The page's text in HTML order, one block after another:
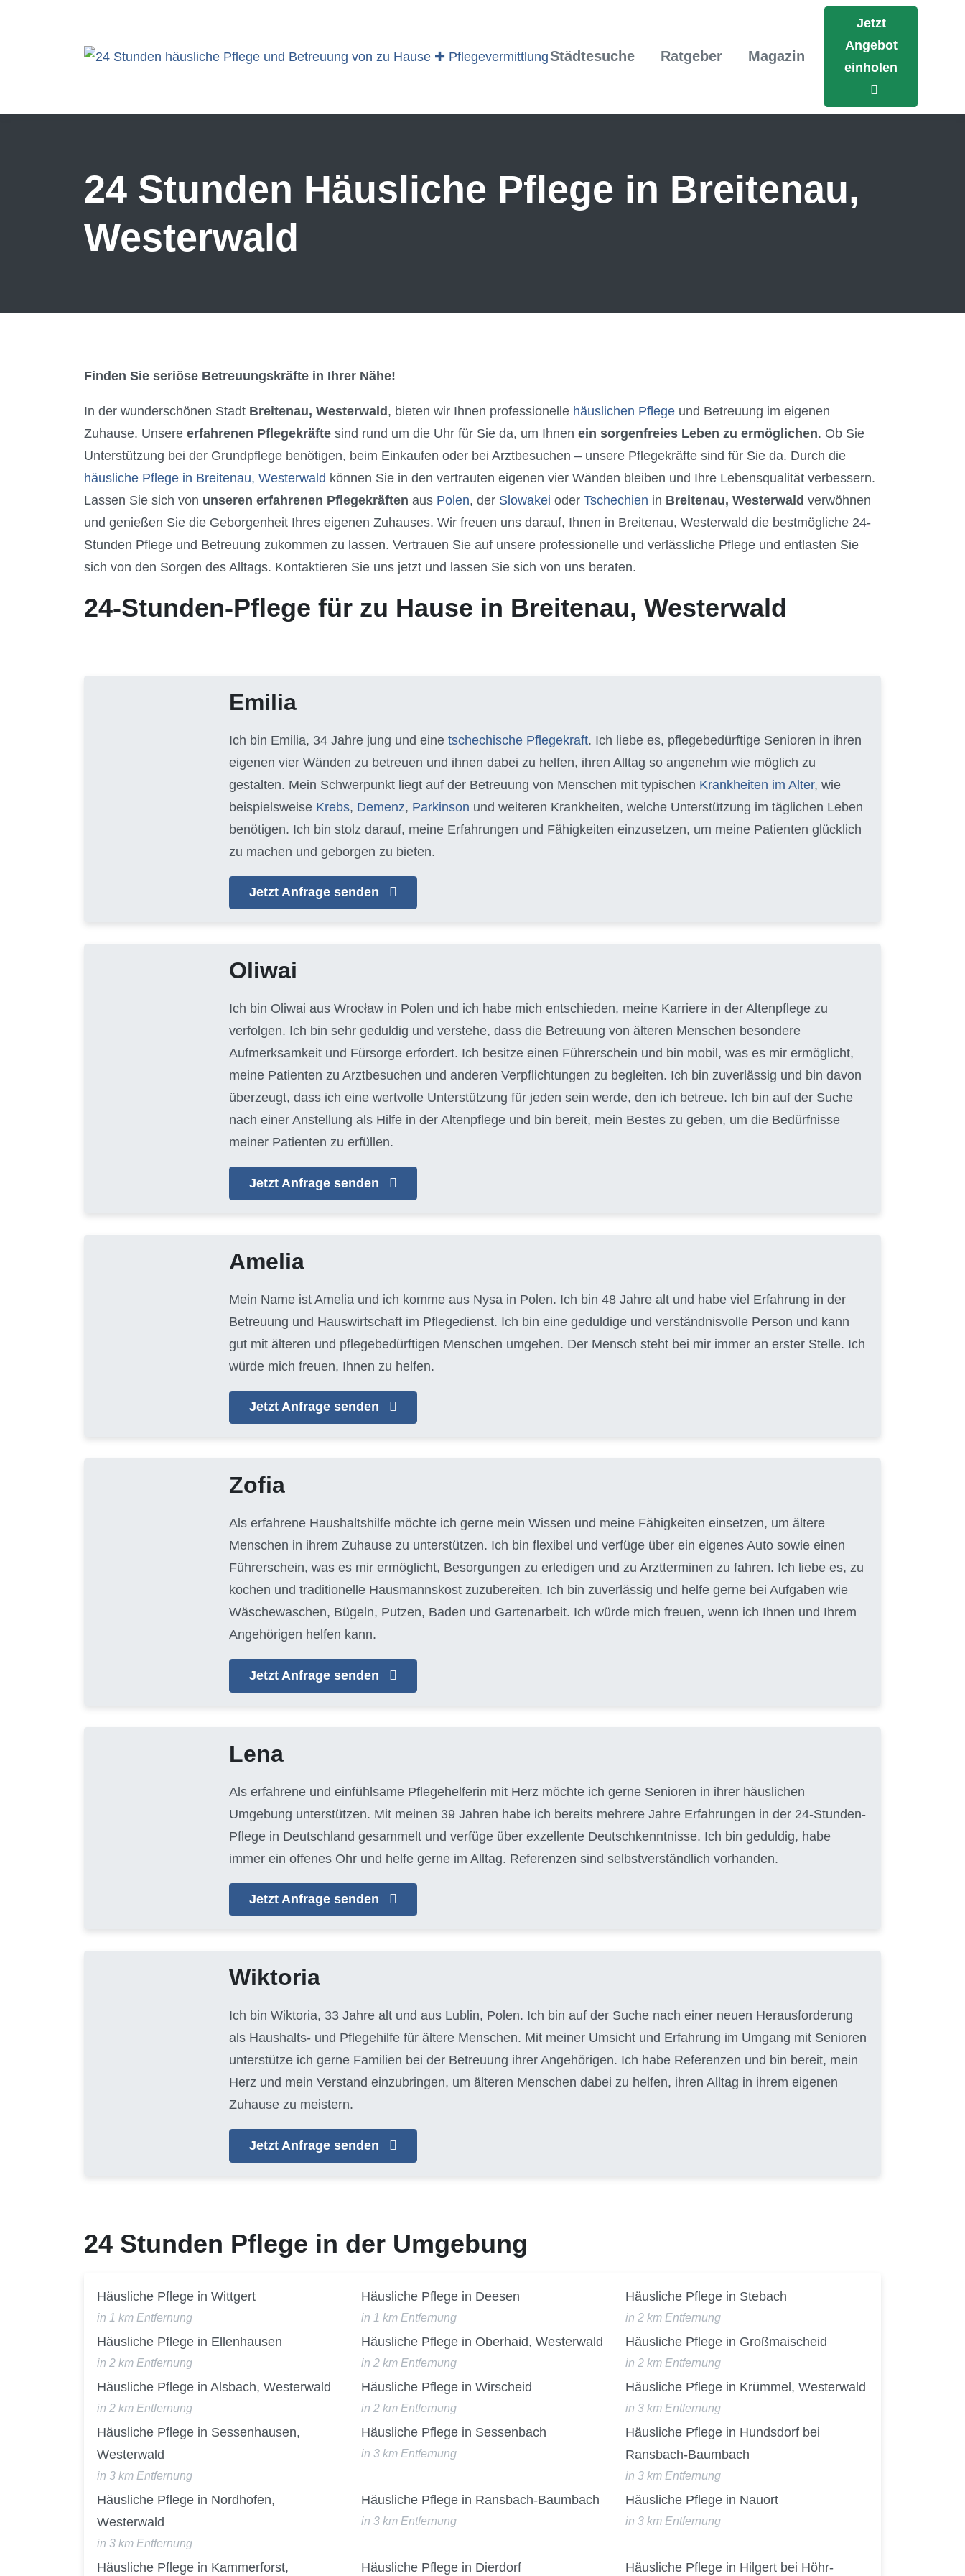
Städtesuche Ratgeber Magazin
Jetzt
Angebot
einholen
24 Stunden Häusliche Pflege in Breitenau,
Westerwald
Finden Sie seriöse Betreuungskräfte in Ihrer Nähe!
In der wunderschönen Stadt Breitenau, Westerwald, bieten wir Ihnen professionelle häuslichen Pflege und Betreuung im eigenen
Zuhause. Unsere erfahrenen Pflegekräfte sind rund um die Uhr für Sie da, um Ihnen ein sorgenfreies Leben zu ermöglichen. Ob Sie
Unterstützung bei der Grundpflege benötigen, beim Einkaufen oder bei Arztbesuchen – unsere Pflegekräfte sind für Sie da. Durch die
häusliche Pflege in Breitenau, Westerwald können Sie in den vertrauten eigenen vier Wänden bleiben und Ihre Lebensqualität verbessern.
Lassen Sie sich von unseren erfahrenen Pflegekräften aus Polen, der Slowakei oder Tschechien in Breitenau, Westerwald verwöhnen
und genießen Sie die Geborgenheit Ihres eigenen Zuhauses. Wir freuen uns darauf, Ihnen in Breitenau, Westerwald die bestmögliche 24-
Stunden Pflege und Betreuung zukommen zu lassen. Vertrauen Sie auf unsere professionelle und verlässliche Pflege und entlasten Sie
sich von den Sorgen des Alltags. Kontaktieren Sie uns jetzt und lassen Sie sich von uns beraten.
24-Stunden-Pflege für zu Hause in Breitenau, Westerwald
Emilia
Ich bin Emilia, 34 Jahre jung und eine tschechische Pflegekraft. Ich liebe es, pflegebedürftige Senioren in ihren
eigenen vier Wänden zu betreuen und ihnen dabei zu helfen, ihren Alltag so angenehm wie möglich zu
gestalten. Mein Schwerpunkt liegt auf der Betreuung von Menschen mit typischen Krankheiten im Alter, wie
beispielsweise Krebs, Demenz, Parkinson und weiteren Krankheiten, welche Unterstützung im täglichen Leben
benötigen. Ich bin stolz darauf, meine Erfahrungen und Fähigkeiten einzusetzen, um meine Patienten glücklich
zu machen und geborgen zu bieten.
Jetzt Anfrage senden
Oliwai
Ich bin Oliwai aus Wrocław in Polen und ich habe mich entschieden, meine Karriere in der Altenpflege zu
verfolgen. Ich bin sehr geduldig und verstehe, dass die Betreuung von älteren Menschen besondere
Aufmerksamkeit und Fürsorge erfordert. Ich besitze einen Führerschein und bin mobil, was es mir ermöglicht,
meine Patienten zu Arztbesuchen und anderen Verpflichtungen zu begleiten. Ich bin zuverlässig und bin davon
überzeugt, dass ich eine wertvolle Unterstützung für jeden sein werde, den ich betreue. Ich bin auf der Suche
nach einer Anstellung als Hilfe in der Altenpflege und bin bereit, mein Bestes zu geben, um die Bedürfnisse
meiner Patienten zu erfüllen.
Jetzt Anfrage senden
Amelia
Mein Name ist Amelia und ich komme aus Nysa in Polen. Ich bin 48 Jahre alt und habe viel Erfahrung in der
Betreuung und Hauswirtschaft im Pflegedienst. Ich bin eine geduldige und verständnisvolle Person und kann
gut mit älteren und pflegebedürftigen Menschen umgehen. Der Mensch steht bei mir immer an erster Stelle. Ich
würde mich freuen, Ihnen zu helfen.
Jetzt Anfrage senden
Zofia
Als erfahrene Haushaltshilfe möchte ich gerne mein Wissen und meine Fähigkeiten einsetzen, um ältere
Menschen in ihrem Zuhause zu unterstützen. Ich bin flexibel und verfüge über ein eigenes Auto sowie einen
Führerschein, was es mir ermöglicht, Besorgungen zu erledigen und zu Arztterminen zu fahren. Ich liebe es, zu
kochen und traditionelle Hausmannskost zuzubereiten. Ich bin zuverlässig und helfe gerne bei Aufgaben wie
Wäschewaschen, Bügeln, Putzen, Baden und Gartenarbeit. Ich würde mich freuen, wenn ich Ihnen und Ihrem
Angehörigen helfen kann.
Jetzt Anfrage senden
Lena
Als erfahrene und einfühlsame Pflegehelferin mit Herz möchte ich gerne Senioren in ihrer häuslichen
Umgebung unterstützen. Mit meinen 39 Jahren habe ich bereits mehrere Jahre Erfahrungen in der 24-Stunden-
Pflege in Deutschland gesammelt und verfüge über exzellente Deutschkenntnisse. Ich bin geduldig, habe
immer ein offenes Ohr und helfe gerne im Alltag. Referenzen sind selbstverständlich vorhanden.
Jetzt Anfrage senden
Wiktoria
Ich bin Wiktoria, 33 Jahre alt und aus Lublin, Polen. Ich bin auf der Suche nach einer neuen Herausforderung
als Haushalts- und Pflegehilfe für ältere Menschen. Mit meiner Umsicht und Erfahrung im Umgang mit Senioren
unterstütze ich gerne Familien bei der Betreuung ihrer Angehörigen. Ich habe Referenzen und bin bereit, mein
Herz und mein Verstand einzubringen, um älteren Menschen dabei zu helfen, ihren Alltag in ihrem eigenen
Zuhause zu meistern.
Jetzt Anfrage senden
24 Stunden Pflege in der Umgebung
Häusliche Pflege in Wittgert
in 1 km Entfernung
Häusliche Pflege in Deesen
in 1 km Entfernung
Häusliche Pflege in Stebach
in 2 km Entfernung
Häusliche Pflege in Ellenhausen
in 2 km Entfernung
Häusliche Pflege in Oberhaid, Westerwald
in 2 km Entfernung
Häusliche Pflege in Großmaischeid
in 2 km Entfernung
Häusliche Pflege in Alsbach, Westerwald
in 2 km Entfernung
Häusliche Pflege in Wirscheid
in 2 km Entfernung
Häusliche Pflege in Krümmel, Westerwald
in 3 km Entfernung
Häusliche Pflege in Sessenhausen,
Westerwald
in 3 km Entfernung
Häusliche Pflege in Sessenbach
in 3 km Entfernung
Häusliche Pflege in Hundsdorf bei
Ransbach-Baumbach
in 3 km Entfernung
Häusliche Pflege in Nordhofen,
Westerwald
in 3 km Entfernung
Häusliche Pflege in Ransbach-Baumbach
in 3 km Entfernung
Häusliche Pflege in Nauort
in 3 km Entfernung
Häusliche Pflege in Kammerforst, Häusliche Pflege in Dierdorf Häusliche Pflege in Hilgert bei Höhr-